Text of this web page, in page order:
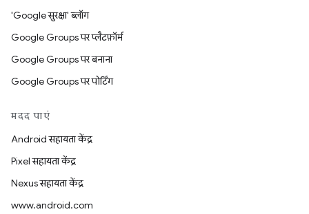
'Google सुरक्षा' ब्लॉग
Google Groups पर प्लैटफ़ॉर्म
Google Groups पर बनाना
Google Groups पर पोर्टिंग
मदद पाएं
Android सहायता केंद्र
Pixel सहायता केंद्र
Nexus सहायता केंद्र
www.android.com